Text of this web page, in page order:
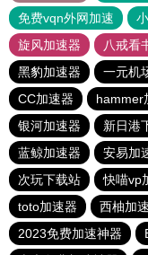
免费vqn外网加速
旋风加速器
八戒看
黑豹加速器
一元机
CC加速器
hammer
银河加速器
新日港
蓝鲸加速器
安易加
次玩下载站
快喵vp
toto加速器
西柚加
2023免费加速神器